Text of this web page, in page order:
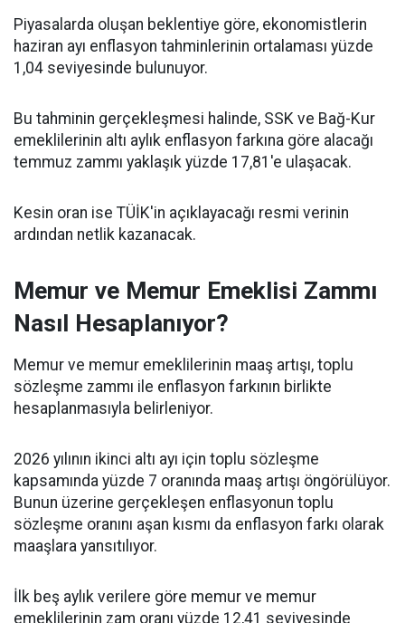
Piyasalarda oluşan beklentiye göre, ekonomistlerin
haziran ayı enflasyon tahminlerinin ortalaması yüzde
1,04 seviyesinde bulunuyor.
Bu tahminin gerçekleşmesi halinde, SSK ve Bağ-Kur
emeklilerinin altı aylık enflasyon farkına göre alacağı
temmuz zammı yaklaşık yüzde 17,81'e ulaşacak.
Kesin oran ise TÜİK'in açıklayacağı resmi verinin
ardından netlik kazanacak.
Memur ve Memur Emeklisi Zammı
Nasıl Hesaplanıyor?
Memur ve memur emeklilerinin maaş artışı, toplu
sözleşme zammı ile enflasyon farkının birlikte
hesaplanmasıyla belirleniyor.
2026 yılının ikinci altı ayı için toplu sözleşme
kapsamında yüzde 7 oranında maaş artışı öngörülüyor.
Bunun üzerine gerçekleşen enflasyonun toplu
sözleşme oranını aşan kısmı da enflasyon farkı olarak
maaşlara yansıtılıyor.
İlk beş aylık verilere göre memur ve memur
emeklilerinin zam oranı yüzde 12,41 seviyesinde